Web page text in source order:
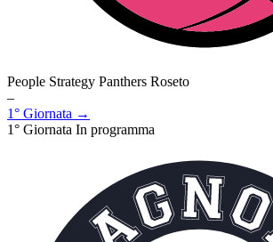
People Strategy Panthers Roseto
–
1° Giornata →
1° Giornata In programma